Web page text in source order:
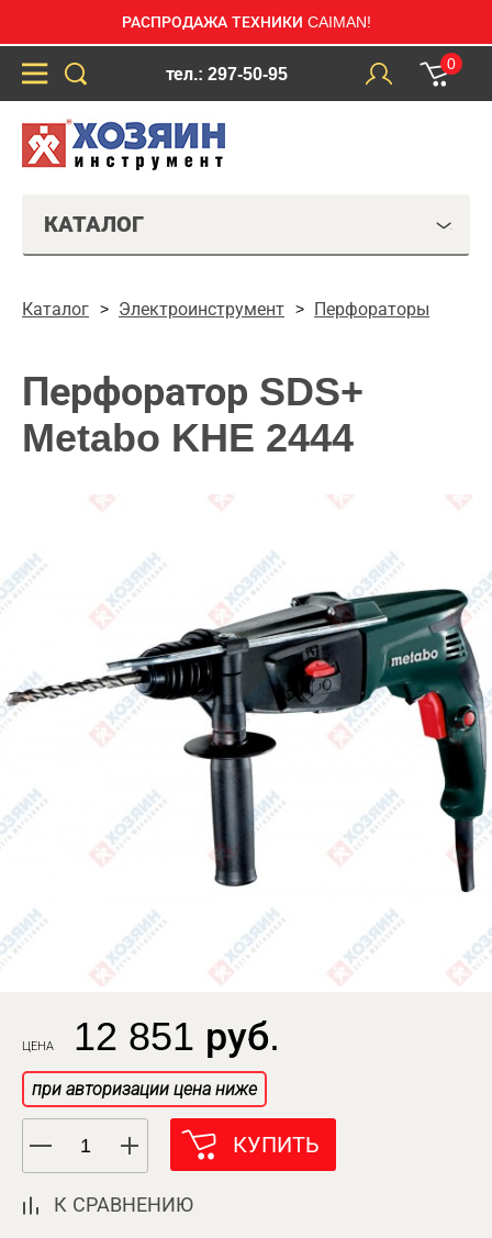
РАСПРОДАЖА ТЕХНИКИ CAIMAN!
тел.: 297-50-95
0
КАТАЛОГ
Каталог Электроинструмент Перфораторы
Перфоратор SDS+
Metabo KHE 2444
ЦЕНА 12 851 руб.
при авторизации цена ниже
КУПИТЬ
К СРАВНЕНИЮ